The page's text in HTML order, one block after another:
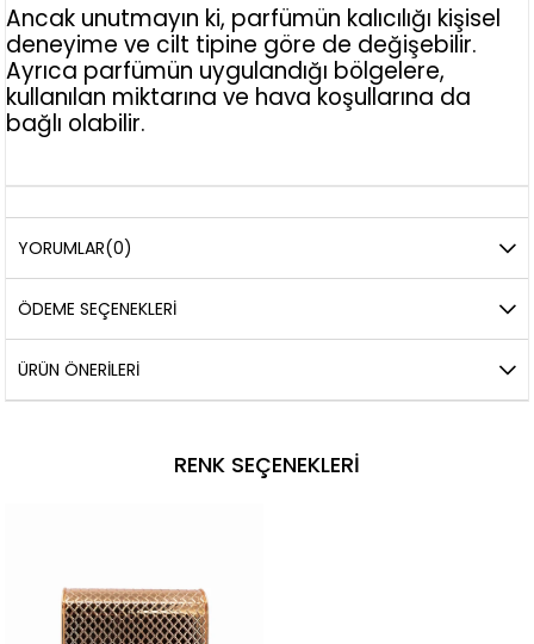
Ancak unutmayın ki, parfümün kalıcılığı kişisel
deneyime ve cilt tipine göre de değişebilir.
Ayrıca parfümün uygulandığı bölgelere,
kullanılan miktarına ve hava koşullarına da
bağlı olabilir.
YORUMLAR(0)
ÖDEME SEÇENEKLERI
ÜRÜN ÖNERILERI
RENK SEÇENEKLERI